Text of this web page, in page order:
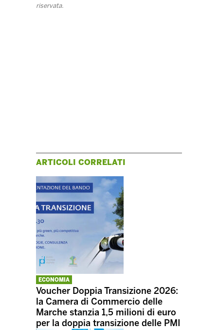
riservata.
ARTICOLI CORRELATI
ECONOMIA
Voucher Doppia Transizione 2026:
la Camera di Commercio delle
Marche stanzia 1,5 milioni di euro
per la doppia transizione delle PMI